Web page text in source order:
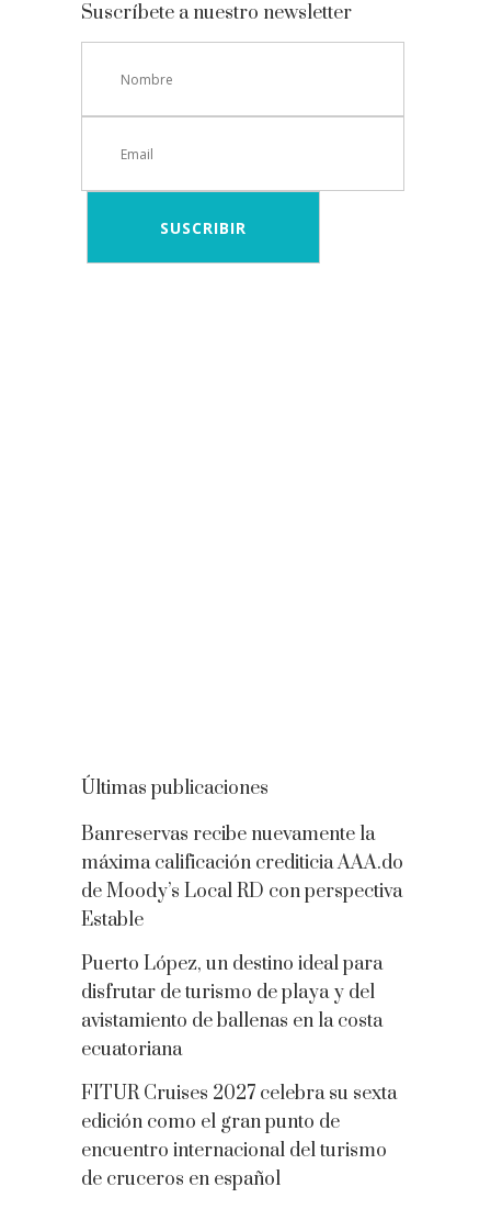
Suscríbete a nuestro newsletter
Últimas publicaciones
Banreservas recibe nuevamente la
máxima calificación crediticia AAA.do
de Moody’s Local RD con perspectiva
Estable
Puerto López, un destino ideal para
disfrutar de turismo de playa y del
avistamiento de ballenas en la costa
ecuatoriana
FITUR Cruises 2027 celebra su sexta
edición como el gran punto de
encuentro internacional del turismo
de cruceros en español